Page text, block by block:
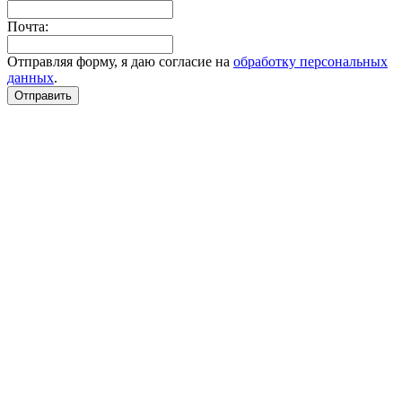
Почта:
Отправляя форму, я даю согласие на обработку персональных
данных.
Отправить